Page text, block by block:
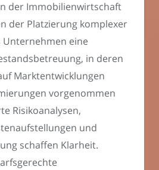
der Immobilienwirtschaft
der Platzierung komplexer
Unternehmen eine
in deren
Marktentwicklungen
vorgenommen
Risikoanalysen,
und
schaffen Klarheit.